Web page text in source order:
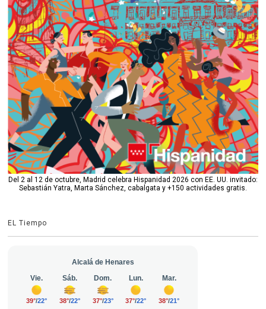
Del 2 al 12 de octubre, Madrid celebra Hispanidad 2026 con EE. UU. invitado:
Sebastián Yatra, Marta Sánchez, cabalgata y +150 actividades gratis.
EL Tiempo